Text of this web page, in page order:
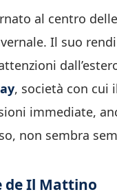
al centro
Il suo
, società con cui il
immediate,
non sembra
de Il Mattino